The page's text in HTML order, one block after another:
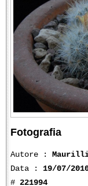
Fotografia
Autore :
Data : 19/07/
# 221994